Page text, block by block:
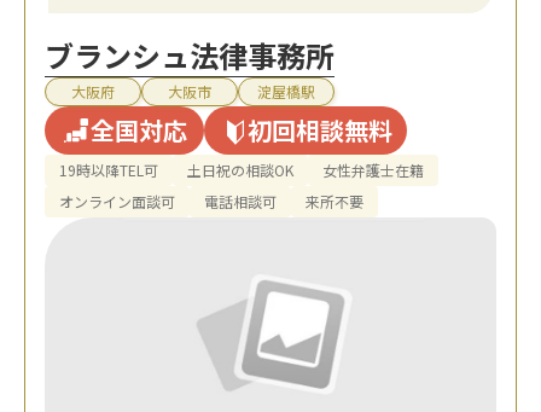
ブランシュ法律事務所
大阪府 大阪市 淀屋橋駅
全国対応 初回相談無料
19時以降TEL可 土日祝の相談OK
女性弁護士在籍
オンライン面談可
電話相談可 来所不要